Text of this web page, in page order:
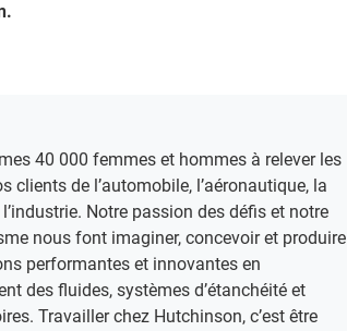
40 000 femmes et hommes à relever les
clients de l’automobile, l’aéronautique, la
Notre passion des défis et notre
nous font imaginer, concevoir et produire
performantes et innovantes en
des fluides, systèmes d’étanchéité et
Travailler chez Hutchinson, c’est être